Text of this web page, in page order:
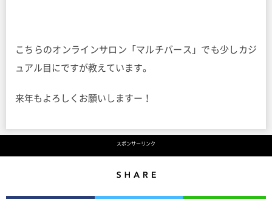
こちらのオンラインサロン「マルチバース」でも少しカジ
ュアル目にですが教えています。
来年もよろしくお願いしますー！
スポンサーリンク